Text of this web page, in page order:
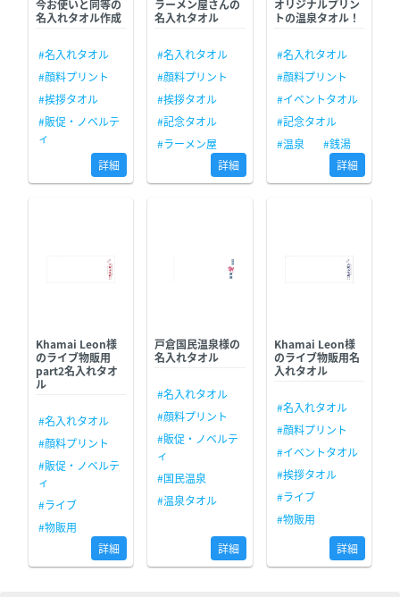
今お使いと同等の
名入れタオル作成
#名入れタオル
#顔料プリント
#挨拶タオル
#販促・ノベルテ
ィ
詳細
ラーメン屋さんの
名入れタオル
#名入れタオル
#顔料プリント
#挨拶タオル
#記念タオル
#ラーメン屋
詳細
オリジナルプリン
トの温泉タオル！
#名入れタオル
#顔料プリント
#イベントタオル
#記念タオル
#温泉
#銭湯
詳細
Khamai Leon様
のライブ物販用
part2名入れタオ
ル
#名入れタオル
#顔料プリント
#販促・ノベルテ
ィ
#ライブ
#物販用
詳細
戸倉国民温泉様の
名入れタオル
#名入れタオル
#顔料プリント
#販促・ノベルテ
ィ
#国民温泉
#温泉タオル
詳細
Khamai Leon様
のライブ物販用名
入れタオル
#名入れタオル
#顔料プリント
#イベントタオル
#挨拶タオル
#ライブ
#物販用
詳細